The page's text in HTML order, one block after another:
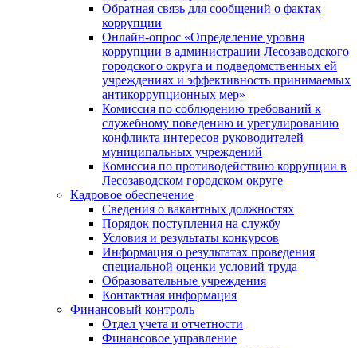
Обратная связь для сообщений о фактах
коррупции
Онлайн-опрос «Определение уровня
коррупции в администрации Лесозаводского
городского округа и подведомственных ей
учреждениях и эффективность принимаемых
антикоррупционных мер»
Комиссия по соблюдению требований к
служебному поведению и урегулированию
конфликта интересов руководителей
муниципальных учреждений
Комиссия по противодействию коррупции в
Лесозаводском городском округе
Кадровое обеспечение
Сведения о вакантных должностях
Порядок поступления на службу
Условия и результаты конкурсов
Информация о результатах проведения
специальной оценки условий труда
Образовательные учреждения
Контактная информация
Финансовый контроль
Отдел учета и отчетности
Финансовое управление